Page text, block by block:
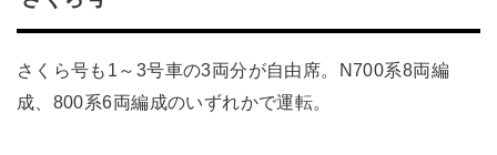
さくら号も1～3号車の3両分が自由席。N700系8両編
成、800系6両編成のいずれかで運転。